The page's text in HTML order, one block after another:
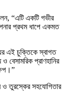
“এটি একটি গভীর
প্রথম ধাপে একমত
এই চুক্তিকে স্বাগত
বেসামরিক প্রাণহানির
ও তুরস্কের সহযোগিতার